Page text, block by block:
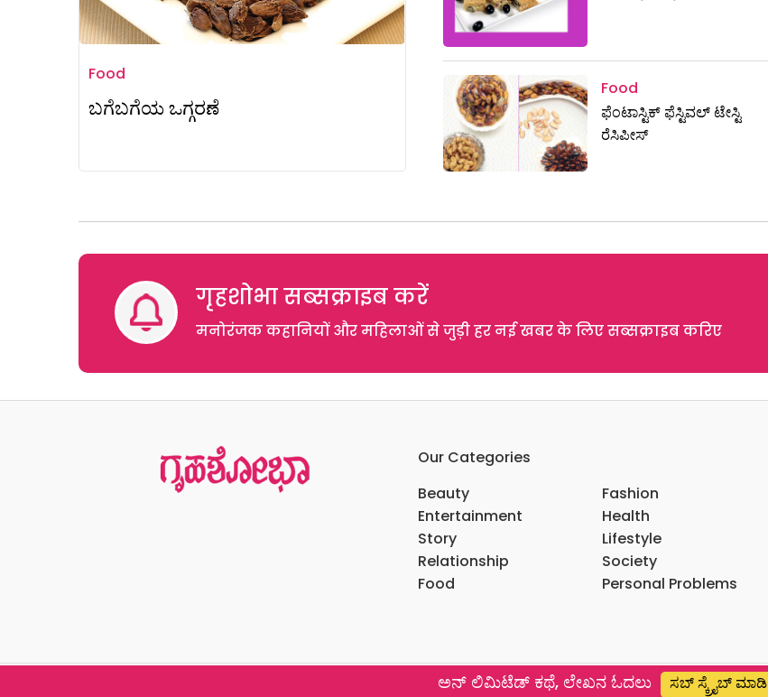
Food
ಬಗೆಬಗೆಯ ಒಗ್ಗರಣೆ
Food
ಫೆಂಟಾಸ್ಟಿಕ್‌ ಫೆಸ್ಟಿವಲ್ ಟೇಸ್ಟಿ
ರೆಸಿಪೀಸ್‌
गृहशोभा सब्सक्राइब करें
मनोरंजक कहानियों और महिलाओं से जुड़ी हर नई खबर के लिए सब्सक्राइब करिए
Our Categories
Beauty
Entertainment
Story
Relationship
Food
Fashion
Health
Lifestyle
Society
Personal Problems
ಅನ್ ಲಿಮಿಟೆಡ್ ಕಥೆ, ಲೇಖನ ಓದಲು ಸಬ್ ಸ್ಕ್ರೈಬ್ ಮಾಡಿ